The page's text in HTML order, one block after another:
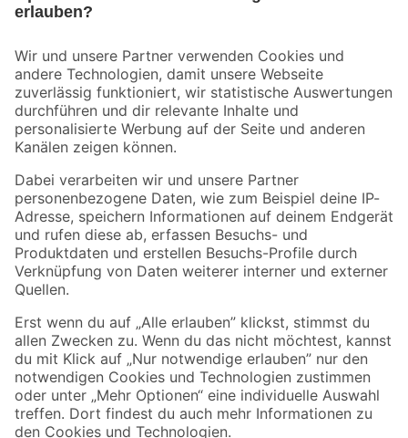
Der toom Newsletter: Keine Angebote und Aktionen mehr verpassen!
Zur Newsletter Anmeldung
Folge uns
Zahlungsarten Versandarten
Sicher einkaufen
Jetzt die toom-App herunterladen